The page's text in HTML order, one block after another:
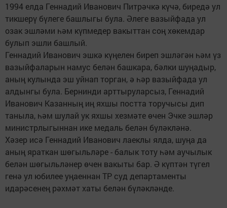
1994 елда Геннадий Иванович Питрәчкә күчә, биредә ул
тикшерү бүлеге башлыгы була. Әлеге вазыйфада ул
озак эшләми һәм күпмедер вакыттан соң хөкемдар
булып эшли башлый.
Геннадий Иванович эшкә күңелен биреп эшләгән һәм үз
вазыйфаларын намус белән башкара, бәлки шуңадыр,
аның кулында эш уйнап торган, ә һәр вазыйфада ул
алдынгы була. Бернинди арттыруларсыз, Геннадий
Иванович Казанның иң яхшы постта торучысы дип
таныла, һәм шулай ук яхшы хезмәте өчен Эчке эшләр
министрлыгыннан ике медаль белән бүләкләнә.
Хәзер исә Геннадий Иванович лаеклы ялда, шуңа да
аның яраткан шөгыльләре - балык тоту һәм аучылык
белән шөгыльләнер өчен вакыты бар. Ә күптән түгел
генә ул юбилее уңаеннан ТР суд департаменты
идарәсенең рәхмәт хаты белән бүләкләнде.